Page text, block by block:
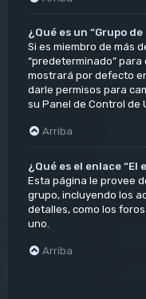
¿Qué es un “Grupo
Si es miembro de más
“predeterminado”
mostrará por defecto
darle permisos para
su Panel de Control de
Arriba
¿Qué es el enlace “El
Esta página le provee
grupo, incluyendo los
detalles, como los
uno.
Arriba